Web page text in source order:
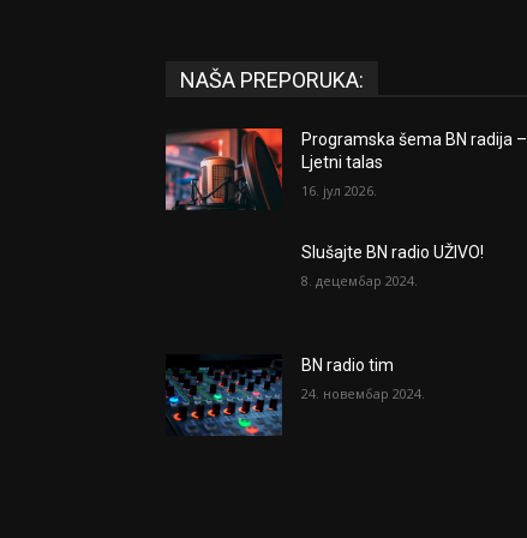
NAŠA PREPORUKA:
Programska šema BN radija –
Ljetni talas
16. јул 2026.
Slušajte BN radio UŽIVO!
8. децембар 2024.
BN radio tim
24. новембар 2024.